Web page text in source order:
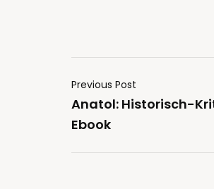
Previous Post
Anatol: Historisch-
Ebook